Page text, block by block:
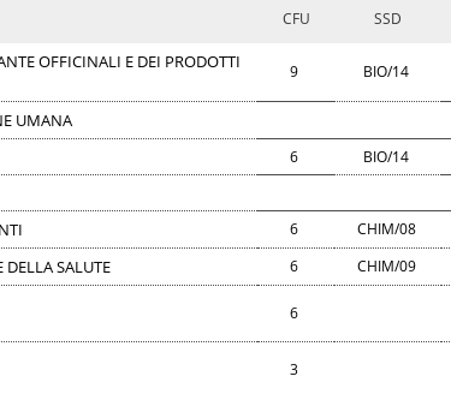
CFU SSD
OFFICINALI E DEI PRODOTTI
9 BIO/14
UMANA
6 BIO/14
6 CHIM/08
DELLA SALUTE 6 CHIM/09
6
3